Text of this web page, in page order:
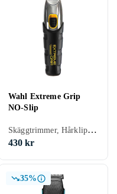
Wahl Extreme Grip
NO-Slip
Skäggtrimmer, Hårklippare, Batteridrift,
430 kr
35%